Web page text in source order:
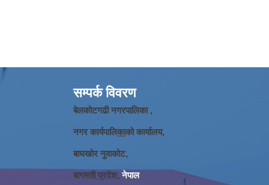
सम्पर्क विवरण
बेलकोटगढी नगरपालिका ,
नगर कार्यपालिकाको कार्यालय,
बाघखोर नुवाकोट,
बागमती प्रदेश, नेपाल